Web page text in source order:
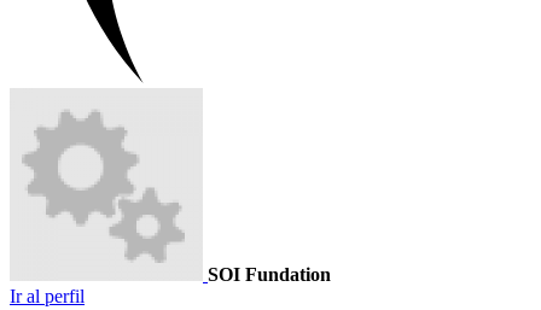
SOI Fundation
Ir al perfil